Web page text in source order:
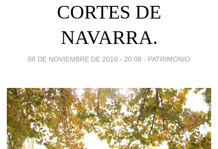
CORTES DE
NAVARRA.
08 DE NOVIEMBRE DE 2010 - 20:08 - PATRIMONIO